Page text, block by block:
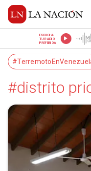
ESCUCHÁ
TU RADIO
PREFERIDA
#distrito